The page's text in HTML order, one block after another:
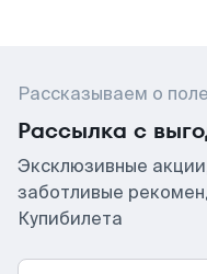
Рассказываем о
Рассылка с
Эксклюзивные
заботливые
Купибилета